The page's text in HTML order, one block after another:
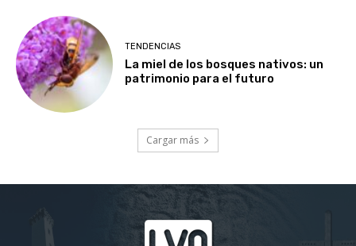
TENDENCIAS
La miel de los bosques nativos: un
patrimonio para el futuro
Cargar más